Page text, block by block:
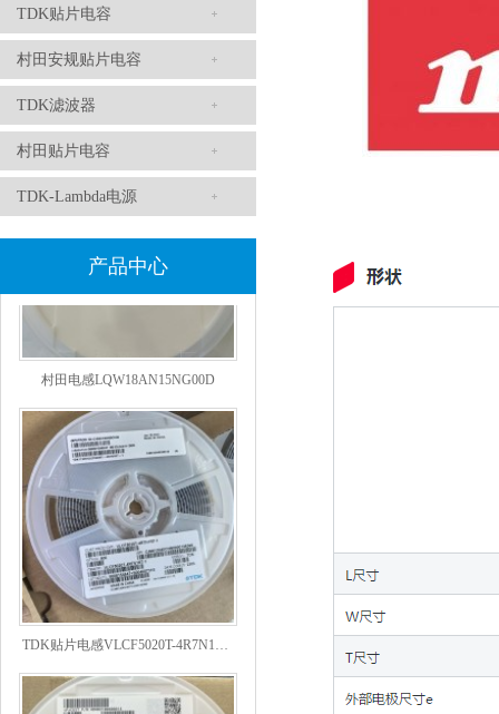
TDK贴片电容
村田安规贴片电容
TDK滤波器
村田贴片电容
TDK-Lambda电源
产品中心
村田磁珠BLM18AG102SH1D
村田电感LQW18AN15NG00D
TDK贴片电感VLCF5020T-4R7N1R7-1